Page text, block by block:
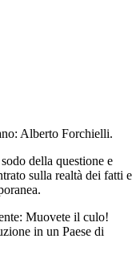
Alberto Forchielli.
della questione e
sulla realtà dei fatti e
Muovete il culo!
in un Paese di